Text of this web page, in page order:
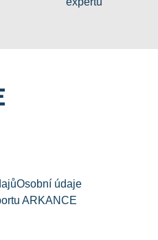
Osobní údaje
ARKANCE